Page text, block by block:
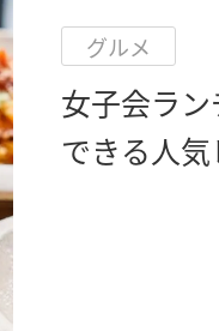
グルメ
女子会ラ
できる人